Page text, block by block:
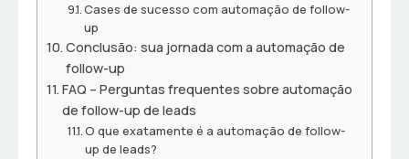
Cases de sucesso com automação de follow-
up
Conclusão: sua jornada com a automação de
follow-up
FAQ – Perguntas frequentes sobre automação
de follow-up de leads
O que exatamente é a automação de follow-
up de leads?